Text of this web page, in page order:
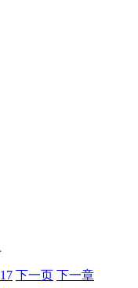
17 下一页 下一章